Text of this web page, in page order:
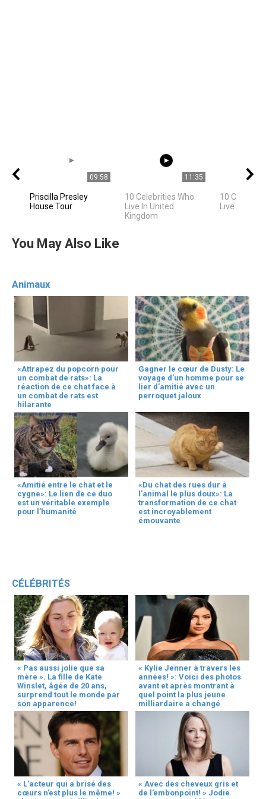
09:58
Priscilla Presley
House Tour
11:35
10 Celebrities Who
Live In United
Kingdom
10
Live In Los
You May Also Like
Animaux
«Attrapez du popcorn pour
un combat de rats»: La
réaction de ce chat face à
un combat de rats est
hilarante
Gagner le cœur de Dusty: Le
voyage d’un homme pour se
lier d’amitié avec un
perroquet jaloux
«Amitié entre le chat et le
cygne»: Le lien de ce duo
est un véritable exemple
pour l’humanité
«Du chat des rues dur à
l’animal le plus doux»: La
transformation de ce chat
est incroyablement
émouvante
CÉLÉBRITÉS
« Pas aussi jolie que sa
mère ». La fille de Kate
Winslet, âgée de 20 ans,
surprend tout le monde par
son apparence!
« Kylie Jenner à travers les
années! »: Voici des photos
avant et après montrant à
quel point la plus jeune
milliardaire a changé
« L’acteur qui a brisé des
cœurs n’est plus le même! »
« Avec des cheveux gris et
de l’embonpoint! » Jodie